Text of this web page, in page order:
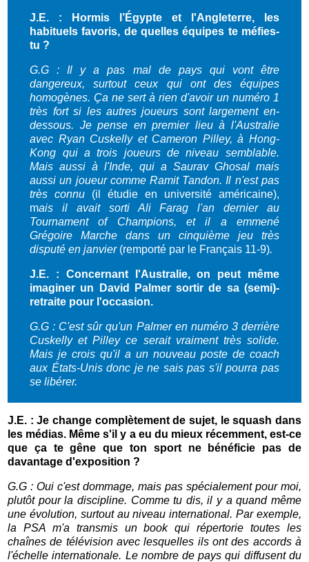
J.E. : Hormis l’Égypte et l'Angleterre, les
habituels favoris, de quelles équipes te méfies-
tu ?
G.G : Il y a pas mal de pays qui vont être
dangereux, surtout ceux qui ont des équipes
homogènes. Ça ne sert à rien d'avoir un numéro 1
très fort si les autres joueurs sont largement en-
dessous. Je pense en premier lieu à l'Australie
avec Ryan Cuskelly et Cameron Pilley, à Hong-
Kong qui a trois joueurs de niveau semblable.
Mais aussi à l'Inde, qui a Saurav Ghosal mais
aussi un joueur comme Ramit Tandon. Il n'est pas
très connu (il étudie en université américaine),
mais il avait sorti Ali Farag l'an dernier au
Tournament of Champions, et il a emmené
Grégoire Marche dans un cinquième jeu très
disputé en janvier (remporté par le Français 11-9).
J.E. : Concernant l'Australie, on peut même
imaginer un David Palmer sortir de sa (semi)-
retraite pour l'occasion.
G.G : C'est sûr qu'un Palmer en numéro 3 derrière
Cuskelly et Pilley ce serait vraiment très solide.
Mais je crois qu'il a un nouveau poste de coach
aux États-Unis donc je ne sais pas s'il pourra pas
se libérer.
J.E. : Je change complètement de sujet, le squash dans
les médias. Même s'il y a eu du mieux récemment, est-ce
que ça te gêne que ton sport ne bénéficie pas de
davantage d'exposition ?
G.G : Oui c'est dommage, mais pas spécialement pour moi,
plutôt pour la discipline. Comme tu dis, il y a quand même
une évolution, surtout au niveau international. Par exemple,
la PSA m'a transmis un book qui répertorie toutes les
chaînes de télévision avec lesquelles ils ont des accords à
l'échelle internationale. Le nombre de pays qui diffusent du